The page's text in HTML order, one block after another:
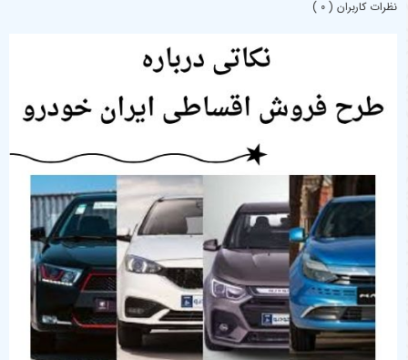
نظرات کاربران ( 0 )